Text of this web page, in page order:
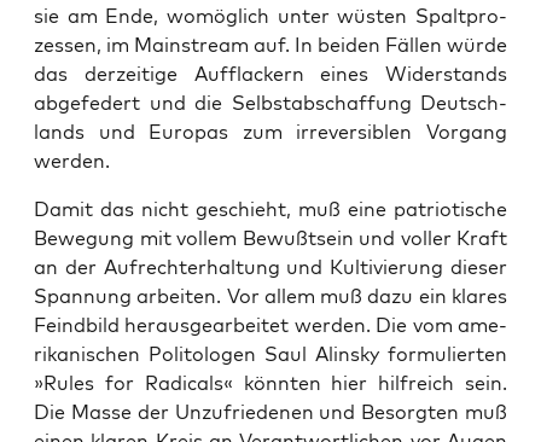
sie am Ende, womög­lich unter wüs­ten Spalt­pro­
zes­sen, im Main­stream auf. In bei­den Fäl­len wür­de
das der­zei­ti­ge Auf­fla­ckern eines Wider­stands
abge­fe­dert und die Selb­st­ab­schaf­fung Deutsch­
lands und Euro­pas zum irrever­si­blen Vor­gang
werden.
Damit das nicht geschieht, muß eine patrio­ti­sche
Bewe­gung mit vol­lem Bewußt­sein und vol­ler Kraft
an der Auf­recht­erhal­tung und Kul­ti­vie­rung die­ser
Span­nung arbei­ten. Vor allem muß dazu ein kla­res
Feind­bild her­aus­ge­ar­bei­tet wer­den. Die vom ame­
ri­ka­ni­schen Poli­to­lo­gen Saul Ali­n­sky for­mu­lier­ten
»Rules for Radi­cals« könn­ten hier hilf­reich sein.
Die Mas­se der Unzu­frie­de­nen und Besorg­ten muß